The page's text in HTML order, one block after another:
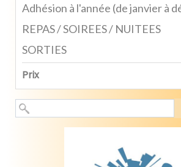
Adhésion à l'année (de janvier à
REPAS / SOIREES / NUITEES
SORTIES
Prix